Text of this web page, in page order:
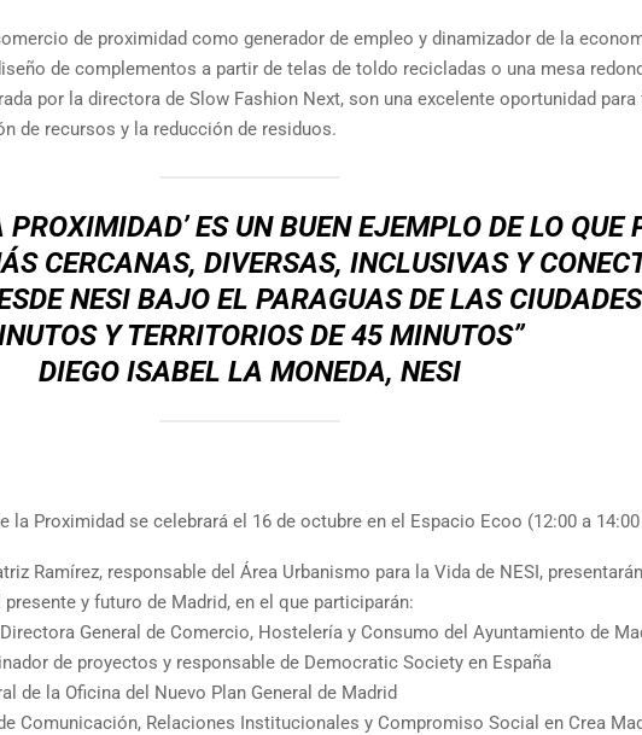
de proximidad como generador de empleo y dinamizador de la
de complementos a partir de telas de toldo recicladas o una mesa
por la directora de Slow Fashion Next, son una excelente oportunidad para
de recursos y la reducción de residuos.
PROXIMIDAD’ES UN BUEN EJEMPLO DE LO QUE
CERCANAS, DIVERSAS, INCLUSIVAS Y
NESI BAJO EL PARAGUAS DE LAS
Y TERRITORIOS DE 45 MINUTOS”
DIEGO ISABEL LA MONEDA, NESI
la Proximidad se celebrará el 16 de octubre en el Espacio Ecoo (12:00 a
Ramírez, responsable del Área Urbanismo para la Vida de NESI,
y futuro de Madrid, en el que participarán:
General de Comercio, Hostelería y Consumo del Ayuntamiento de
de proyectos y responsable de Democratic Society en España
de la Oficina del Nuevo Plan General de Madrid
Comunicación, Relaciones Institucionales y Compromiso Social en Crea